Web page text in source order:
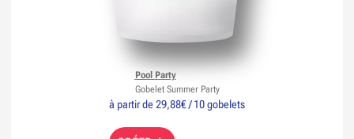
à partir de 29,88€ / 10 gobelets
Pool Party
Gobelet Summer Party